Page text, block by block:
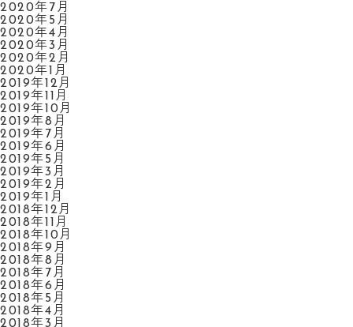
2020年7月
2020年5月
2020年4月
2020年3月
2020年2月
2020年1月
2019年12月
2019年11月
2019年10月
2019年8月
2019年7月
2019年6月
2019年5月
2019年3月
2019年2月
2019年1月
2018年12月
2018年11月
2018年10月
2018年9月
2018年8月
2018年7月
2018年6月
2018年5月
2018年4月
2018年3月